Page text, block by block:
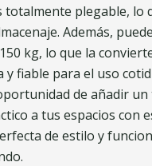
totalmente plegable, lo
Además,
kg, lo que la
fiable para el uso
de añadir un
a tus espacios con
de estilo y